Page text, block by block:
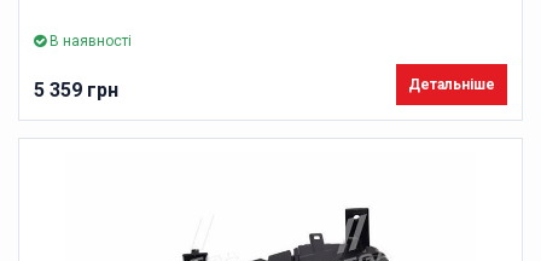
В наявності
5 359 грн Детальніше